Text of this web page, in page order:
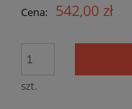
Cena: 542,00 zł
szt.